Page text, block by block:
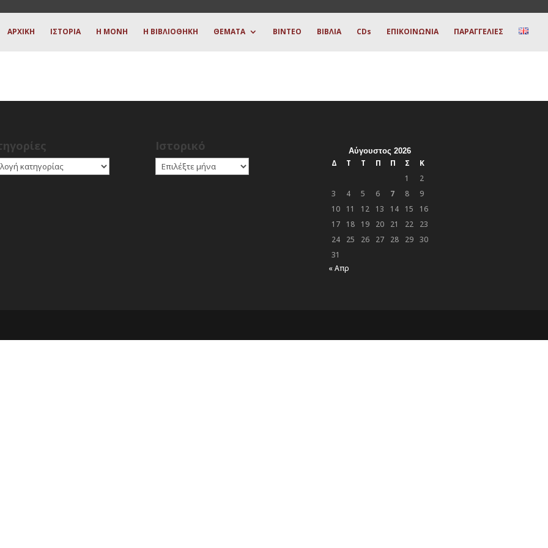
ΑΡΧΙΚΗ ΙΣΤΟΡΙΑ Η ΜΟΝΗ Η ΒΙΒΛΙΟΘΗΚΗ ΘΕΜΑΤΑ ΒΙΝΤΕΟ ΒΙΒΛΙΑ CDs ΕΠΙΚΟΙΝΩΝΙΑ ΠΑΡΑΓΓΕΛΙΕΣ
Ιστορικό
Ιστορικό
Αύγουστος 2026
Δ Τ Τ Π Π Σ
Κ
1
2
3
4 5 6 7 8
9
10
11 12 13 14 15
16
17
18 19 20 21 22
23
24
25 26 27 28 29 30
31
« Απρ